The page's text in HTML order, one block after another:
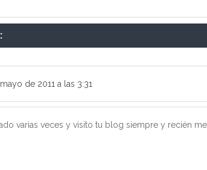
de 2011 a las 3:31
varias veces y visito tu blog siempre y recién